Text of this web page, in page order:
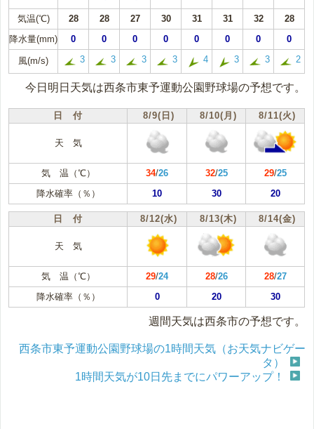
気温(℃) 28 28 27 30 31 31 32
28
降水量(mm)
0 0 0 0 0 0 0 0
風(m/s) 3 3 3 3 4 3 3 2
今日明日天気は西条市東予運動公園野球場の予想です。
日 付 8/9(日) 8/10(月) 8/11(火)
天 気
気 温（℃） 34/26 32/25 29/25
降水確率（％）
10 30 20
日 付 8/12(水) 8/13(木) 8/14(金)
天 気
気 温（℃） 29/24 28/26 28/27
降水確率（％）
0 20 30
週間天気は西条市の予想です。
西条市東予運動公園野球場の1時間天気（お天気ナビゲー
タ）
1時間天気が10日先までにパワーアップ！